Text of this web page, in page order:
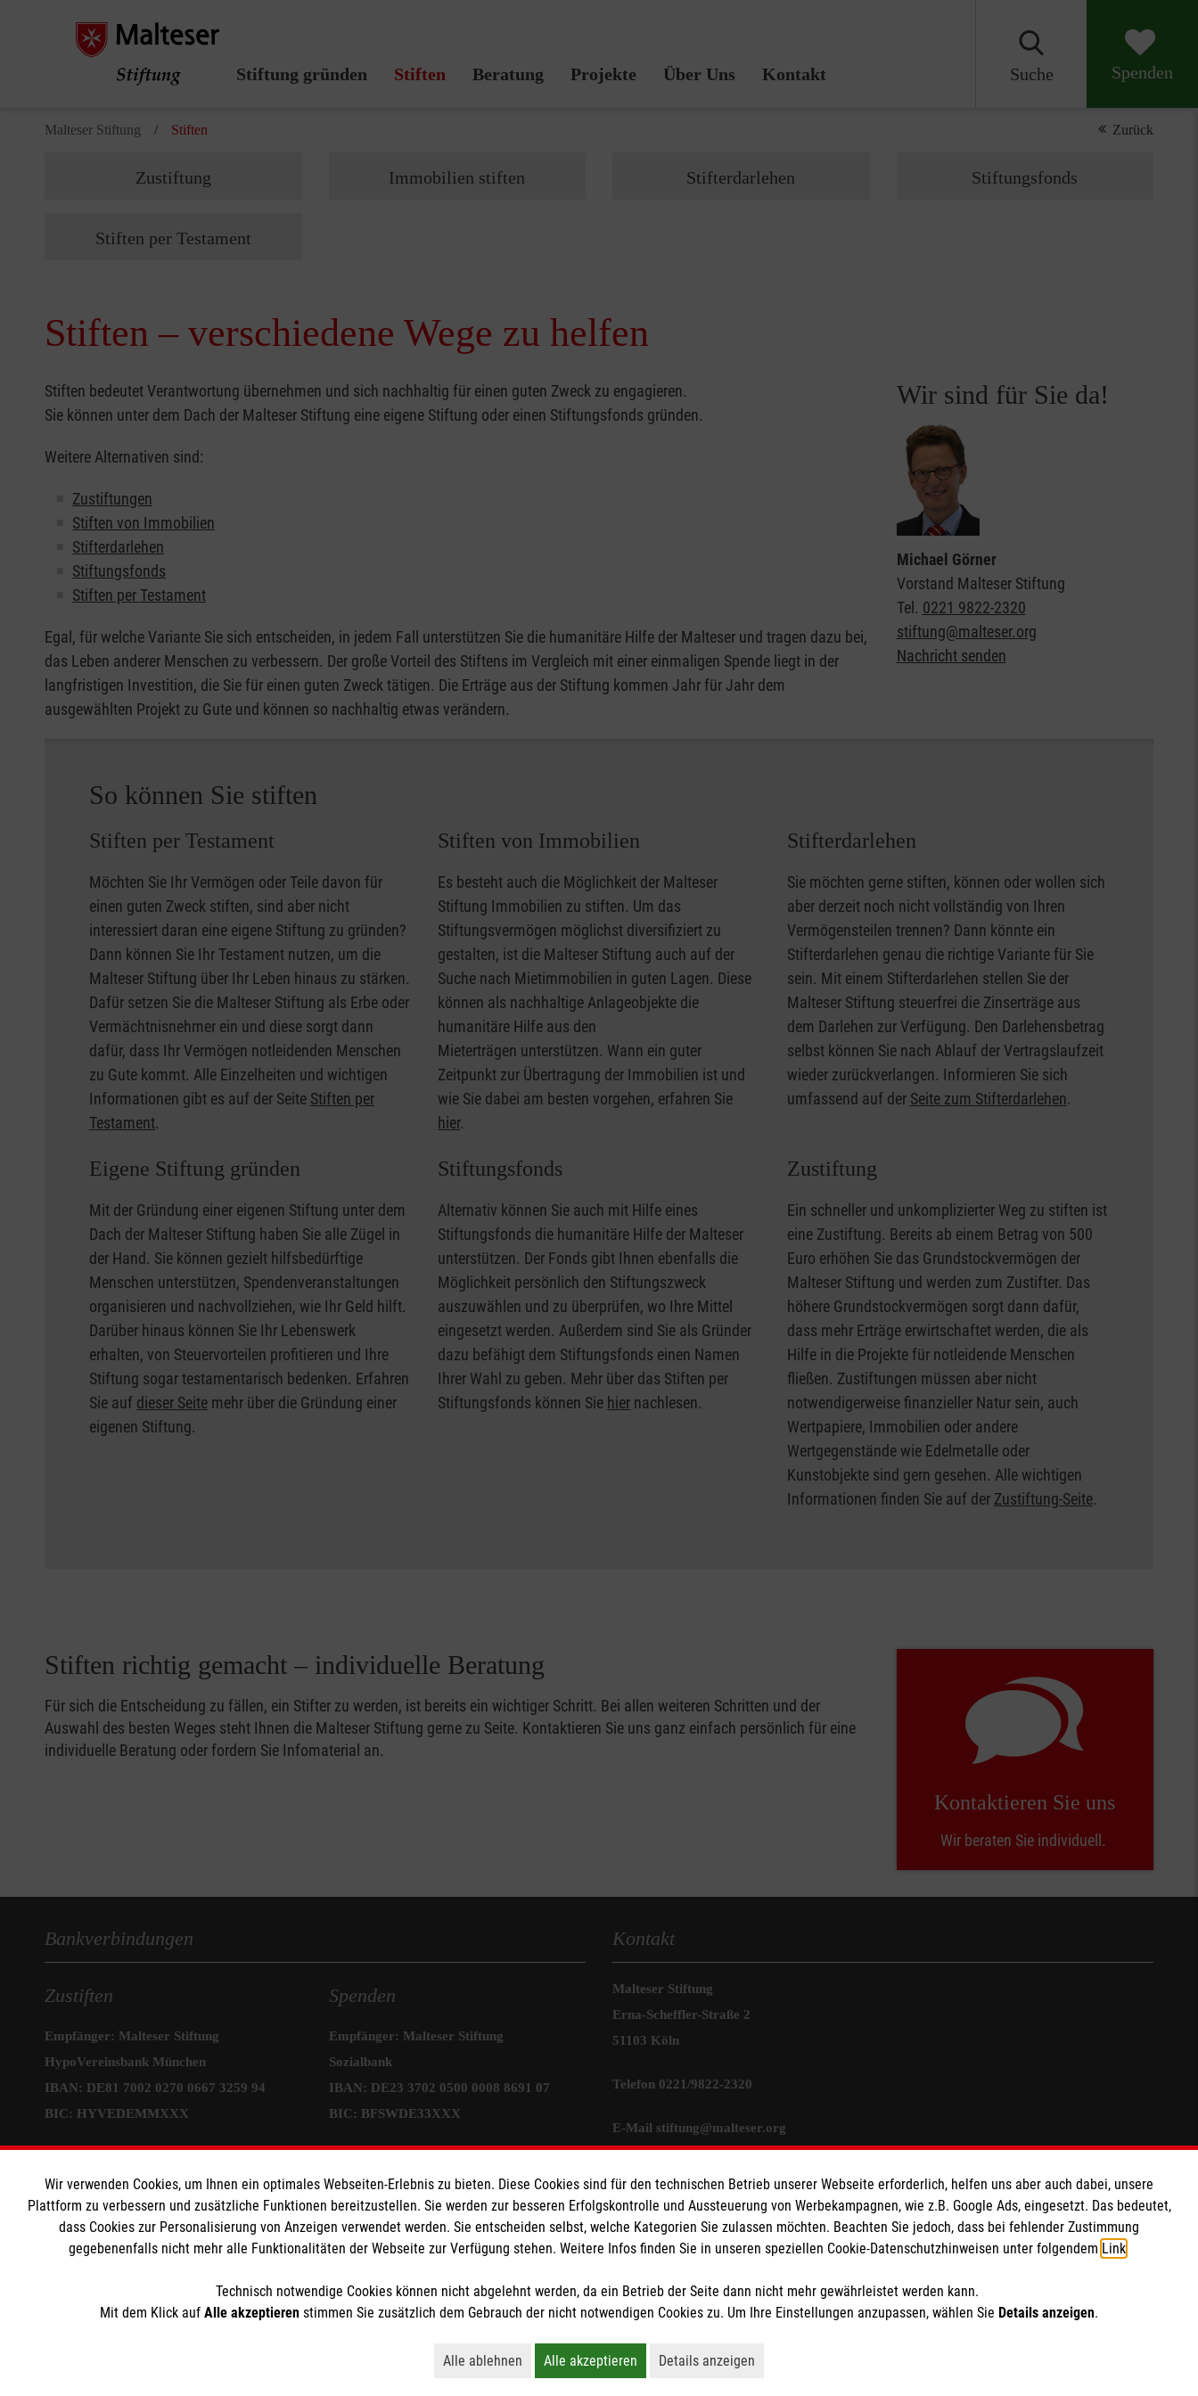
Stiftung gründen Stiften Beratung Projekte Über Uns Kontakt Suche Spenden
Malteser Stiftung Stiften Zurück
Zustiftung Immobilien stiften Stifterdarlehen Stiftungsfonds
Stiften per Testament
Stiften – verschiedene Wege zu helfen
Stiften bedeutet Verantwortung übernehmen und sich nachhaltig für einen guten Zweck zu engagieren.
Sie können unter dem Dach der Malteser Stiftung eine eigene Stiftung oder einen Stiftungsfonds gründen.
Weitere Alternativen sind:
Zustiftungen
Stiften von Immobilien
Stifterdarlehen
Stiftungsfonds
Stiften per Testament
Egal, für welche Variante Sie sich entscheiden, in jedem Fall unterstützen Sie die humanitäre Hilfe der Malteser und tragen dazu bei,
das Leben anderer Menschen zu verbessern. Der große Vorteil des Stiftens im Vergleich mit einer einmaligen Spende liegt in der
langfristigen Investition, die Sie für einen guten Zweck tätigen. Die Erträge aus der Stiftung kommen Jahr für Jahr dem
ausgewählten Projekt zu Gute und können so nachhaltig etwas verändern.
Wir sind für Sie da!
Michael Görner
Vorstand Malteser Stiftung
Tel. 0221 9822-2320
stiftung@malteser.org
Nachricht senden
So können Sie stiften
Stiften per Testament
Möchten Sie Ihr Vermögen oder Teile davon für
einen guten Zweck stiften, sind aber nicht
interessiert daran eine eigene Stiftung zu gründen?
Dann können Sie Ihr Testament nutzen, um die
Malteser Stiftung über Ihr Leben hinaus zu stärken.
Dafür setzen Sie die Malteser Stiftung als Erbe oder
Vermächtnisnehmer ein und diese sorgt dann
dafür, dass Ihr Vermögen notleidenden Menschen
zu Gute kommt. Alle Einzelheiten und wichtigen
Informationen gibt es auf der Seite Stiften per
Testament.
Stiften von Immobilien
Es besteht auch die Möglichkeit der Malteser
Stiftung Immobilien zu stiften. Um das
Stiftungsvermögen möglichst diversifiziert zu
gestalten, ist die Malteser Stiftung auch auf der
Suche nach Mietimmobilien in guten Lagen. Diese
können als nachhaltige Anlageobjekte die
humanitäre Hilfe aus den
Mieterträgen unterstützen. Wann ein guter
Zeitpunkt zur Übertragung der Immobilien ist und
wie Sie dabei am besten vorgehen, erfahren Sie
hier.
Stifterdarlehen
Sie möchten gerne stiften, können oder wollen sich
aber derzeit noch nicht vollständig von Ihren
Vermögensteilen trennen? Dann könnte ein
Stifterdarlehen genau die richtige Variante für Sie
sein. Mit einem Stifterdarlehen stellen Sie der
Malteser Stiftung steuerfrei die Zinserträge aus
dem Darlehen zur Verfügung. Den Darlehensbetrag
selbst können Sie nach Ablauf der Vertragslaufzeit
wieder zurückverlangen. Informieren Sie sich
umfassend auf der Seite zum Stifterdarlehen.
Eigene Stiftung gründen
Mit der Gründung einer eigenen Stiftung unter dem
Dach der Malteser Stiftung haben Sie alle Zügel in
der Hand. Sie können gezielt hilfsbedürftige
Menschen unterstützen, Spendenveranstaltungen
organisieren und nachvollziehen, wie Ihr Geld hilft.
Darüber hinaus können Sie Ihr Lebenswerk
erhalten, von Steuervorteilen profitieren und Ihre
Stiftung sogar testamentarisch bedenken. Erfahren
Sie auf dieser Seite mehr über die Gründung einer
eigenen Stiftung.
Stiftungsfonds
Alternativ können Sie auch mit Hilfe eines
Stiftungsfonds die humanitäre Hilfe der Malteser
unterstützen. Der Fonds gibt Ihnen ebenfalls die
Möglichkeit persönlich den Stiftungszweck
auszuwählen und zu überprüfen, wo Ihre Mittel
eingesetzt werden. Außerdem sind Sie als Gründer
dazu befähigt dem Stiftungsfonds einen Namen
Ihrer Wahl zu geben. Mehr über das Stiften per
Stiftungsfonds können Sie hier nachlesen.
Zustiftung
Ein schneller und unkomplizierter Weg zu stiften ist
eine Zustiftung. Bereits ab einem Betrag von 500
Euro erhöhen Sie das Grundstockvermögen der
Malteser Stiftung und werden zum Zustifter. Das
höhere Grundstockvermögen sorgt dann dafür,
dass mehr Erträge erwirtschaftet werden, die als
Hilfe in die Projekte für notleidende Menschen
fließen. Zustiftungen müssen aber nicht
notwendigerweise finanzieller Natur sein, auch
Wertpapiere, Immobilien oder andere
Wertgegenstände wie Edelmetalle oder
Kunstobjekte sind gern gesehen. Alle wichtigen
Informationen finden Sie auf der Zustiftung-Seite.
Stiften richtig gemacht – individuelle Beratung
Für sich die Entscheidung zu fällen, ein Stifter zu werden, ist bereits ein wichtiger Schritt. Bei allen weiteren Schritten und der
Auswahl des besten Weges steht Ihnen die Malteser Stiftung gerne zu Seite. Kontaktieren Sie uns ganz einfach persönlich für eine
individuelle Beratung oder fordern Sie Infomaterial an.
Kontaktieren Sie uns
Wir beraten Sie individuell.
Bankverbindungen
Zustiften
Empfänger: Malteser Stiftung
HypoVereinsbank München
IBAN: DE81 7002 0270 0667 3259 94
BIC: HYVEDEMMXXX
Spenden
Empfänger: Malteser Stiftung
Sozialbank
IBAN: DE23 3702 0500 0008 8691 07
BIC: BFSWDE33XXX
Kontakt
Malteser Stiftung
Erna-Scheffler-Straße 2
51103 Köln
Telefon 0221/9822-2320
E-Mail stiftung@malteser.org
Informationen
Sitemap
Impressum
Cookies
Transparenz
Die Malteser Stiftung ist als eingetragene gemeinnützige Organisation von der Körperschaft- und Gewerbesteuer befreit.
Wir verwenden Cookies, um Ihnen ein optimales Webseiten-Erlebnis zu bieten. Diese Cookies sind für den technischen Betrieb unserer Webseite erforderlich, helfen uns aber auch dabei, unsere
Plattform zu verbessern und zusätzliche Funktionen bereitzustellen. Sie werden zur besseren Erfolgskontrolle und Aussteuerung von Werbekampagnen, wie z.B. Google Ads, eingesetzt. Das bedeutet,
dass Cookies zur Personalisierung von Anzeigen verwendet werden. Sie entscheiden selbst, welche Kategorien Sie zulassen möchten. Beachten Sie jedoch, dass bei fehlender Zustimmung
gegebenenfalls nicht mehr alle Funktionalitäten der Webseite zur Verfügung stehen. Weitere Infos finden Sie in unseren speziellen Cookie-Datenschutzhinweisen unter folgendem Link
Technisch notwendige Cookies können nicht abgelehnt werden, da ein Betrieb der Seite dann nicht mehr gewährleistet werden kann.
Mit dem Klick auf Alle akzeptieren stimmen Sie zusätzlich dem Gebrauch der nicht notwendigen Cookies zu. Um Ihre Einstellungen anzupassen, wählen Sie Details anzeigen.
Alle ablehnen
Lehnt alle nicht-essentiellen Cookies ab
Alle akzeptieren
Akzeptiert alle Cookies einschließlich Marketing und Analyse
Details anzeigen